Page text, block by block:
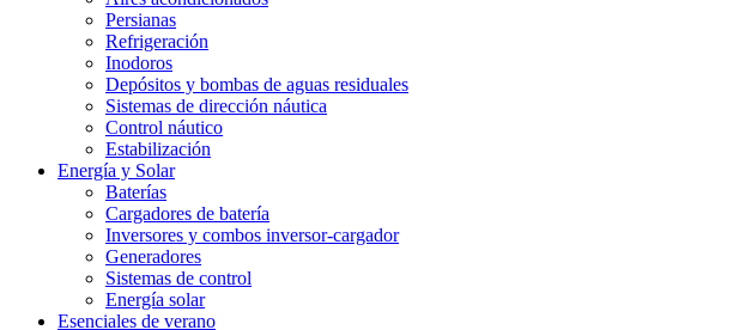
Persianas
Refrigeración
Inodoros
Depósitos y bombas de aguas residuales
Sistemas de dirección náutica
Control náutico
Estabilización
Energía y Solar
Baterías
Cargadores de batería
Inversores y combos inversor-cargador
Generadores
Sistemas de control
Energía solar
Esenciales de verano